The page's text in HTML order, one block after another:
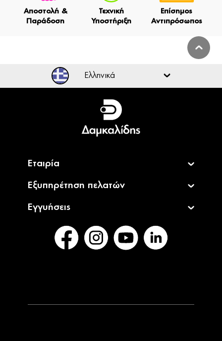
Αποστολή &
Παράδοση
Τεχνική
Υποστήριξη
Επίσημος
Αντιπρόσωπος
Ελληνικά
Ελληνικά
English
Εταιρία
Εξυπηρέτηση πελατών
Εγγυήσεις